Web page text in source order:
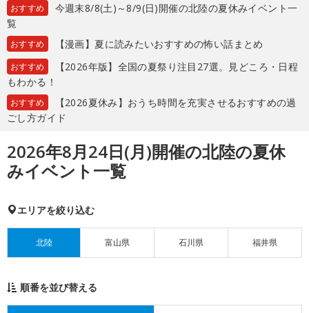
おすすめ
今週末8/8(土)～8/9(日)開催の北陸の夏休みイベント一
覧
おすすめ 【漫画】夏に読みたいおすすめの怖い話まとめ
おすすめ
【2026年版】全国の夏祭り注目27選。見どころ・日程
もわかる！
おすすめ
【2026夏休み】おうち時間を充実させるおすすめの過
ごし方ガイド
2026年8月24日(月)開催の北陸の夏休
みイベント一覧
エリアを絞り込む
北陸 富山県 石川県 福井県
順番を並び替える